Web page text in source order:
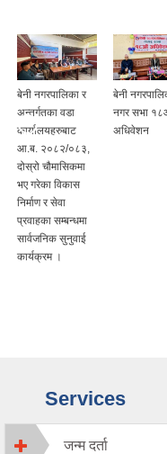
बेनी नगरपालिका र
अन्तर्गतका वडा
कार्यालयहरुबाट
आ.ब. २०८२/०८३,
दोस्रो चौमासिकमा
भए गरेका विकास
निर्माण र सेवा
प्रवाहका सम्बन्धमा
सार्वजनिक सुनुवाई
कार्यक्रम ।
बेनी
नगर सभा
अधिवेशन
Services
जन्म दर्ता